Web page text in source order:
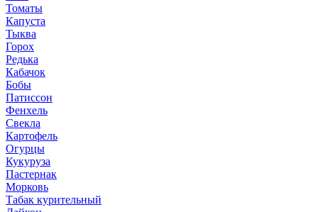
Томаты
Капуста
Тыква
Горох
Редька
Кабачок
Бобы
Патиссон
Фенхель
Свекла
Картофель
Огурцы
Кукуруза
Пастернак
Морковь
Табак курительный